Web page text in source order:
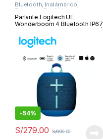
Bluetooth, Inalámbrico,
Parlantes Periféricos y
Accesorios
Parlante Logitech UE
Wonderboom 4 Bluetooth IP67
984-001889
-54%
S/279.00 S/600.00